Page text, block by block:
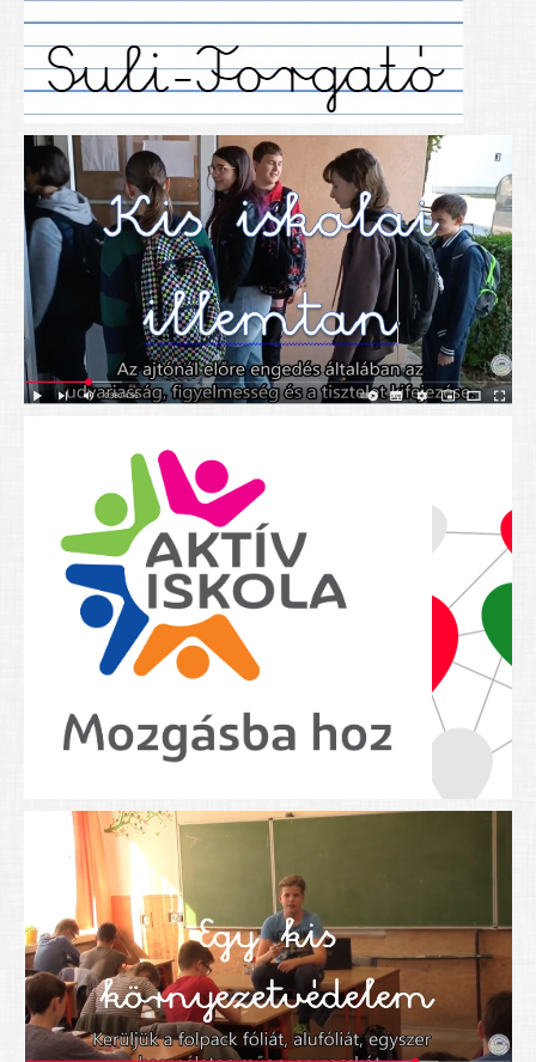
Nyitva tartás
SZÜLŐKNEK
Google Tanterem, Classroom - útmutató diákoknak
Tanév rendje
Étkezés befizetése
Étlap
eKréta
Diákigazolvány igénylése
Mindennapos testnevelés
Tartós tankönyvek
Nyolcadikosainknak
Kréta szülői segédlet
Felsős taneszközlista
BEISKOLÁZÁS 2026